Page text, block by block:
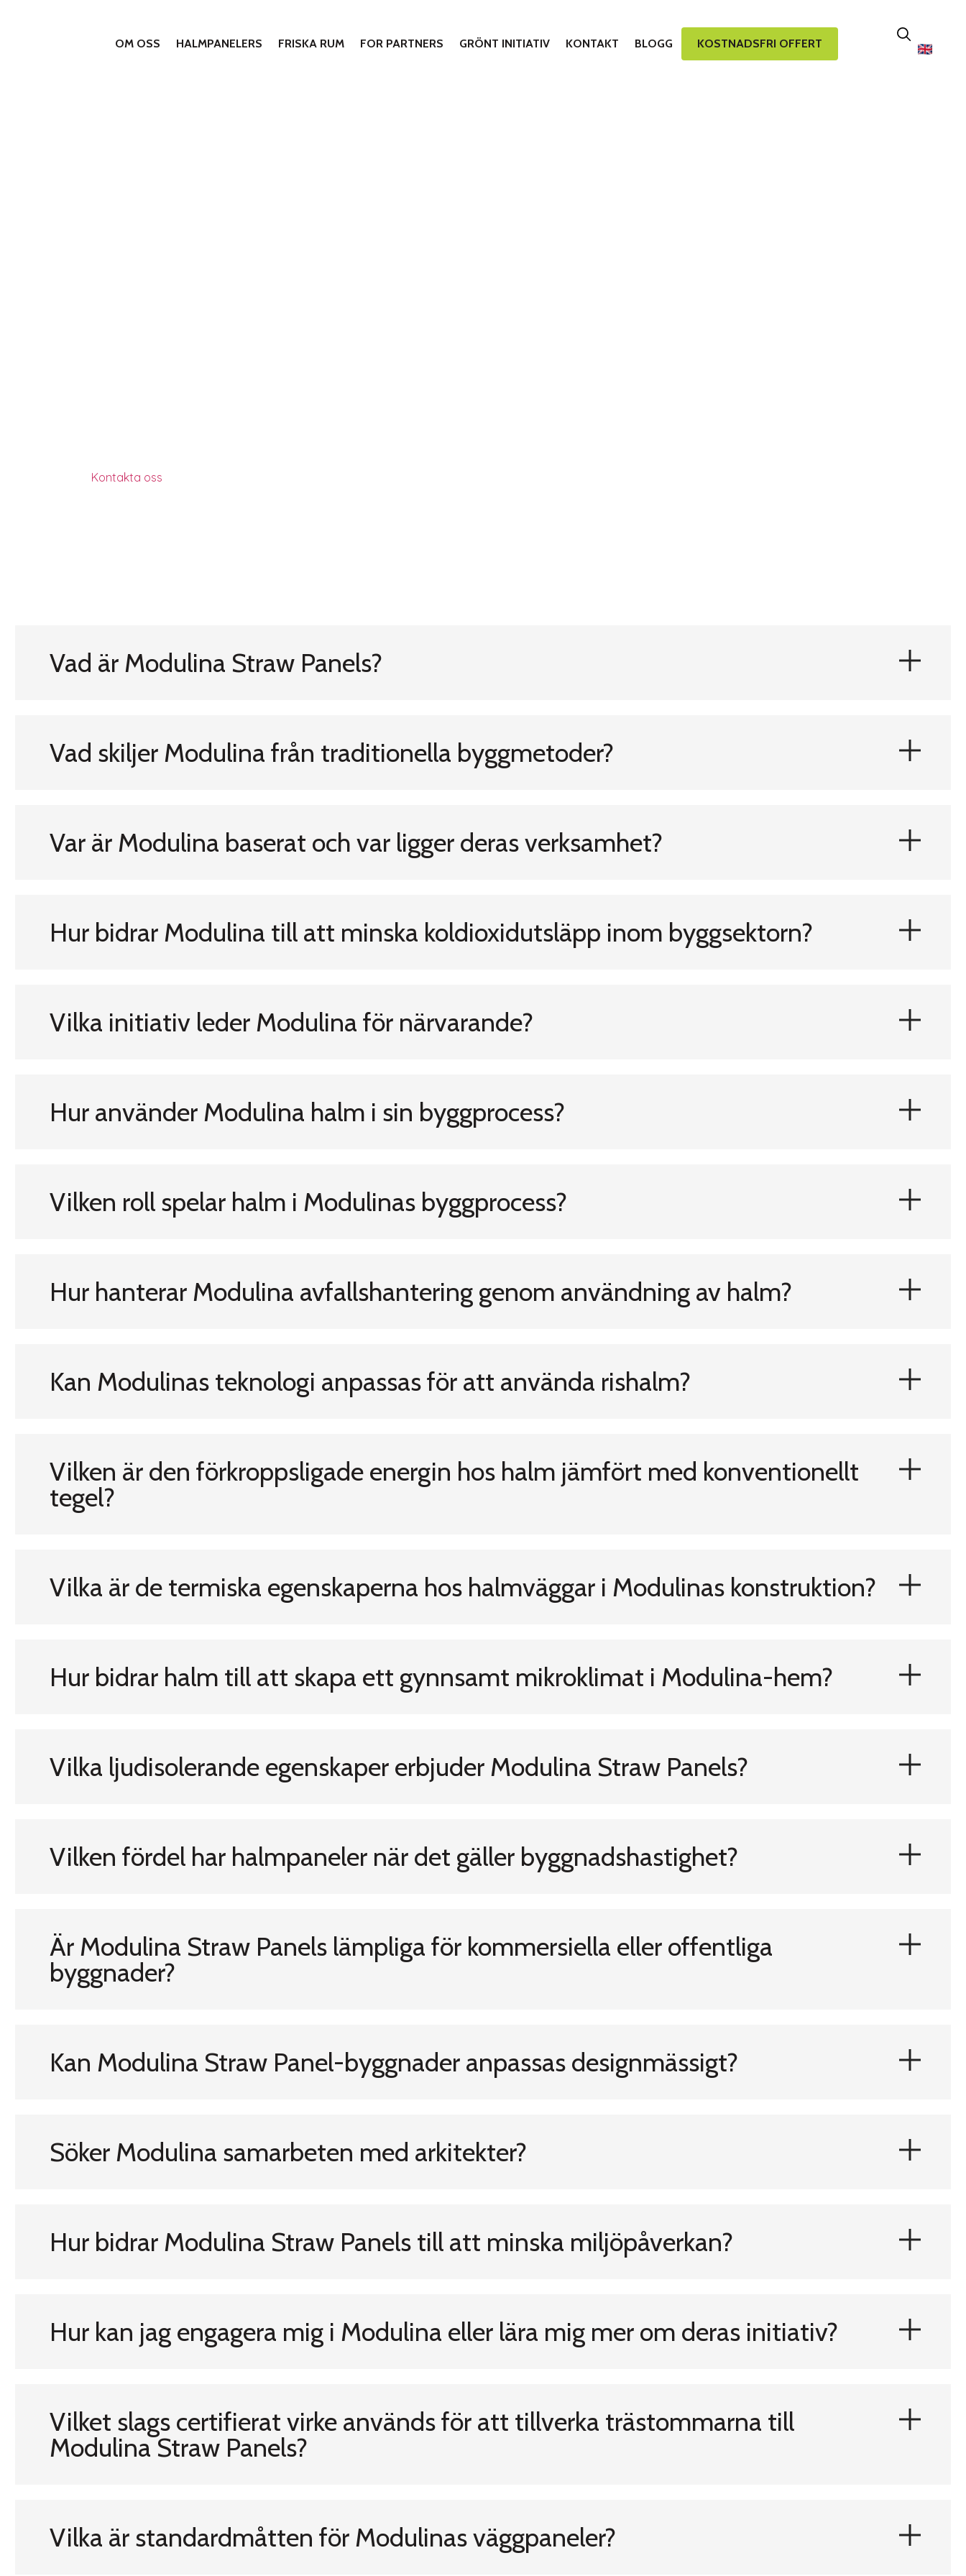
OM OSS HALMPANELERS FRISKA RUM FOR PARTNERS GRÖNT INITIATIV KONTAKT BLOGG KOSTNADSFRI OFFERT
Kontakta oss
Vad är Modulina Straw Panels?
Vad skiljer Modulina från traditionella byggmetoder?
Var är Modulina baserat och var ligger deras verksamhet?
Hur bidrar Modulina till att minska koldioxidutsläpp inom byggsektorn?
Vilka initiativ leder Modulina för närvarande?
Hur använder Modulina halm i sin byggprocess?
Vilken roll spelar halm i Modulinas byggprocess?
Hur hanterar Modulina avfallshantering genom användning av halm?
Kan Modulinas teknologi anpassas för att använda rishalm?
Vilken är den förkroppsligade energin hos halm jämfört med konventionellt
tegel?
Vilka är de termiska egenskaperna hos halmväggar i Modulinas konstruktion?
Hur bidrar halm till att skapa ett gynnsamt mikroklimat i Modulina-hem?
Vilka ljudisolerande egenskaper erbjuder Modulina Straw Panels?
Vilken fördel har halmpaneler när det gäller byggnadshastighet?
Är Modulina Straw Panels lämpliga för kommersiella eller offentliga
byggnader?
Kan Modulina Straw Panel-byggnader anpassas designmässigt?
Söker Modulina samarbeten med arkitekter?
Hur bidrar Modulina Straw Panels till att minska miljöpåverkan?
Hur kan jag engagera mig i Modulina eller lära mig mer om deras initiativ?
Vilket slags certifierat virke används för att tillverka trästommarna till
Modulina Straw Panels?
Vilka är standardmåtten för Modulinas väggpaneler?